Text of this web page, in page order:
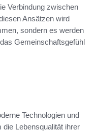
Verbindung zwischen
Ansätzen wird
sondern es werden
Gemeinschaftsgefühl
Technologien und
Lebensqualität ihrer